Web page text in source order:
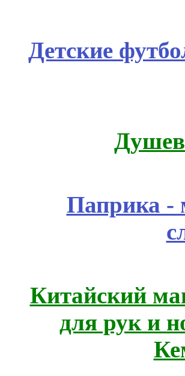
Детские
Паприка -
Китайский
для рук и